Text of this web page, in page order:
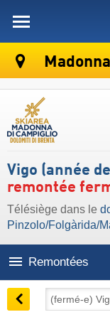
Madonna di
Vigo (année
remontée
Télésiège dans le
Pinzolo/​Folgàrida/​
Remontées